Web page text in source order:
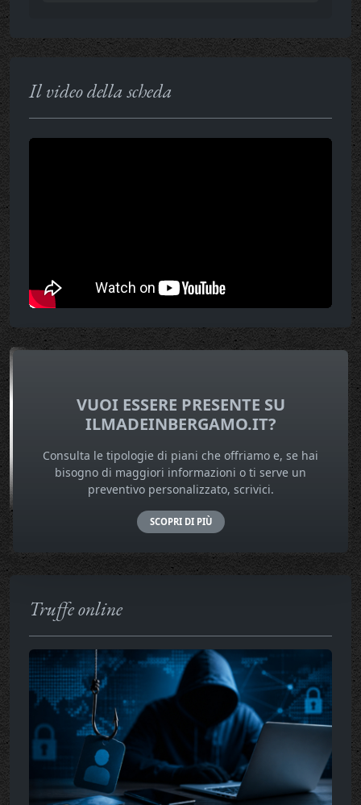
Il video della scheda
VUOI ESSERE PRESENTE SU
ILMADEINBERGAMO.IT?
Consulta le tipologie di piani che offriamo e, se hai
bisogno di maggiori informazioni o ti serve un
preventivo personalizzato, scrivici.
SCOPRI DI PIÙ
Truffe online